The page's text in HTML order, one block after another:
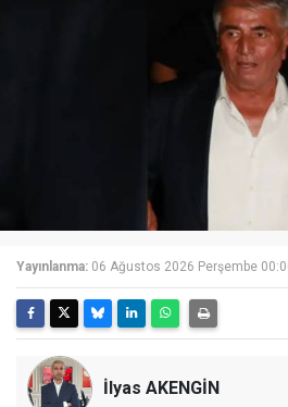
Yayınlanma: 06 Ağustos 2026 Perşembe
İlyas AKENGİN